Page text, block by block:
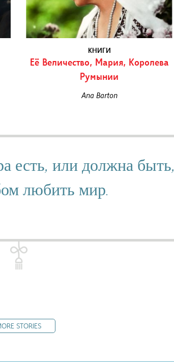
КНИГИ
Её Величество, Мария, Королева
Румынии
Ana Barton
есть, или должна быть,
любить мир.
STORIES